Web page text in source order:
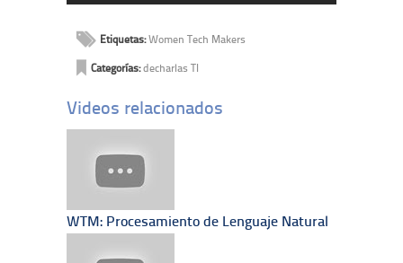
Etiquetas:Women Tech Makers
Categorías:decharlas TI
Videos relacionados
WTM: Procesamiento de Lenguaje Natural